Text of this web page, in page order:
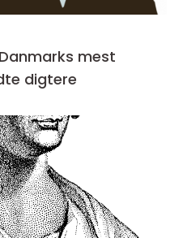
mest
digtere